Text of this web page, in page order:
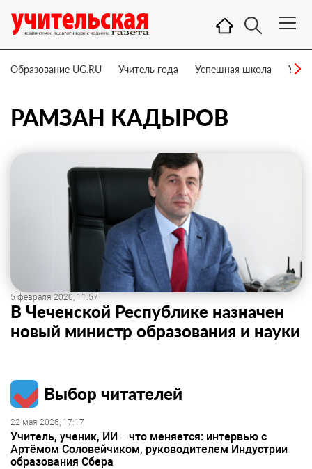
Образование UG.RU Учитель года Успешная школа
РАМЗАН КАДЫРОВ
5 февраля 2020, 11:57
В Чеченской Республике назначен
новый министр образования и науки
Выбор читателей
22 мая 2026, 17:17
Учитель, ученик, ИИ – что меняется: интервью с
Артёмом Соловейчиком, руководителем Индустрии
образования Сбера